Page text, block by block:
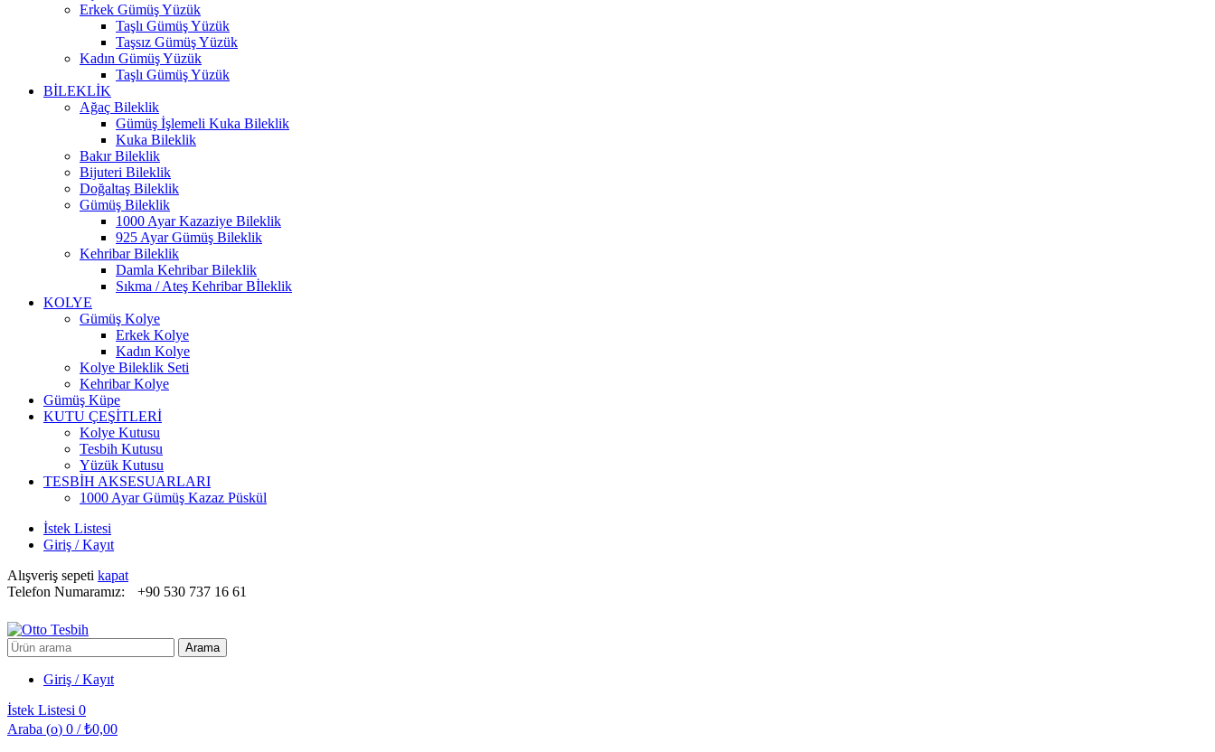
Erkek Gümüş Yüzük
Taşlı Gümüş Yüzük
Taşsız Gümüş Yüzük
Kadın Gümüş Yüzük
Taşlı Gümüş Yüzük
BİLEKLİK
Ağaç Bileklik
Gümüş İşlemeli Kuka Bileklik
Kuka Bileklik
Bakır Bileklik
Bijuteri Bileklik
Doğaltaş Bileklik
Gümüş Bileklik
1000 Ayar Kazaziye Bileklik
925 Ayar Gümüş Bileklik
Kehribar Bileklik
Damla Kehribar Bileklik
Sıkma / Ateş Kehribar Bİleklik
KOLYE
Gümüş Kolye
Erkek Kolye
Kadın Kolye
Kolye Bileklik Seti
Kehribar Kolye
Gümüş Küpe
KUTU ÇEŞİTLERİ
Kolye Kutusu
Tesbih Kutusu
Yüzük Kutusu
TESBİH AKSESUARLARI
1000 Ayar Gümüş Kazaz Püskül
İstek Listesi
Giriş / Kayıt
Alışveriş sepeti kapat
Telefon Numaramız:
+90 530 737 16 61
Arayın: Arama
Giriş / Kayıt
İstek Listesi 0
Araba (o) 0 / ₺0,00